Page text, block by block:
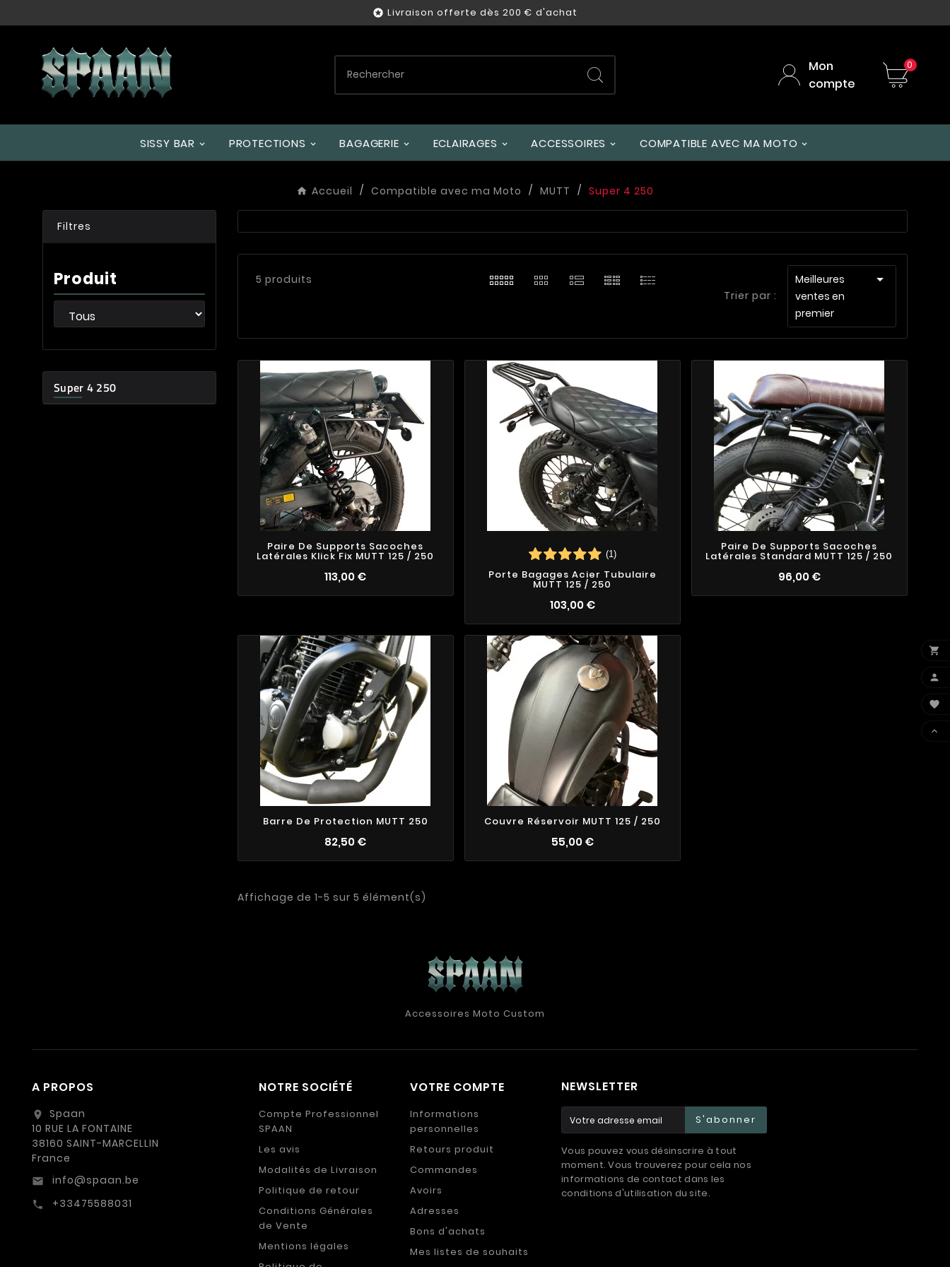
 Livraison offerte dès 200 € d'achat
Mon
compte
0
SISSY BAR PROTECTIONS BAGAGERIE ECLAIRAGES ACCESSOIRES COMPATIBLE AVEC MA MOTO
Accueil Compatible avec ma Moto MUTT Super 4 250
Filtres
Produit
Super 4 250
5 produits
Trier par :
Meilleures
ventes en
premier

Paire De Supports Sacoches
Latérales Klick Fix MUTT 125 / 250
113,00 €
(1)
Porte Bagages Acier Tubulaire
MUTT 125 / 250
103,00 €
Paire De Supports Sacoches
Latérales Standard MUTT 125 / 250
96,00 €
Barre De Protection MUTT 250
82,50 €
Couvre Réservoir MUTT 125 / 250
55,00 €
Affichage de 1-5 sur 5 élément(s)
Accessoires Moto Custom
A PROPOS
location_on
Spaan
10 RUE LA FONTAINE
38160 SAINT-MARCELLIN
France
email info@spaan.be
call +33475588031
NOTRE SOCIÉTÉ
Compte Professionnel
SPAAN
Les avis
Modalités de Livraison
Politique de retour
Conditions Générales
de Vente
Mentions légales
VOTRE COMPTE
Informations
personnelles
Retours produit
Commandes
Avoirs
Adresses
Bons d'achats
Mes listes de souhaits
NEWSLETTER
S'abonner
Vous pouvez vous désinscrire à tout
moment. Vous trouverez pour cela nos
informations de contact dans les
conditions d'utilisation du site.



